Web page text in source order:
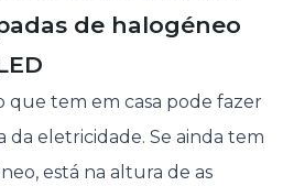
de halogéneo
que tem em casa pode fazer
da eletricidade. Se ainda tem
está na altura de as